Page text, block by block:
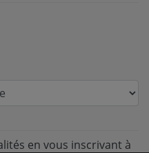
en vous inscrivant à